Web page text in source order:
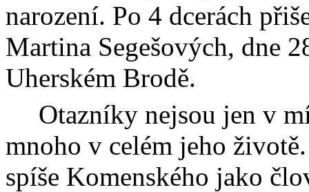
narození. Po 4 dcerách
Martina Segešových, dne
Uherském Brodě.
Otazníky nejsou jen v
mnoho v celém jeho
spíše Komenského jako